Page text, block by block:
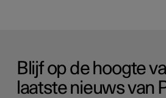
Blijf op de hoogte
laatste nieuws van